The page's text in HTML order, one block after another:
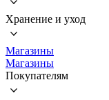
Хранение и уход
Магазины
Магазины
Покупателям